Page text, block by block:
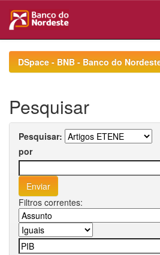
navigationDSpace - BNB - Banco do
Pesquisar
Pesquisar:
por
Filtros correntes: